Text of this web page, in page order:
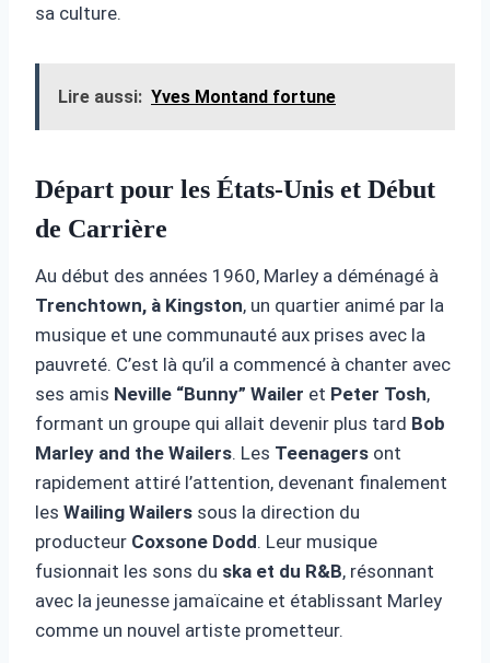
sa culture.
Lire aussi: Yves Montand fortune
Départ pour les États-Unis et Début
de Carrière
Au début des années 1960, Marley a déménagé à
Trenchtown, à Kingston, un quartier animé par la
musique et une communauté aux prises avec la
pauvreté. C’est là qu’il a commencé à chanter avec
ses amis Neville “Bunny” Wailer et Peter Tosh,
formant un groupe qui allait devenir plus tard Bob
Marley and the Wailers. Les Teenagers ont
rapidement attiré l’attention, devenant finalement
les Wailing Wailers sous la direction du
producteur Coxsone Dodd. Leur musique
fusionnait les sons du ska et du R&B, résonnant
avec la jeunesse jamaïcaine et établissant Marley
comme un nouvel artiste prometteur.